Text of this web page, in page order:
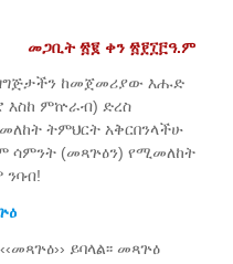
መጋቢት ፳፪ ቀን ፳፻፲፫ዓ.ም
ከመጀመሪያው እሑድ
እስከ ምኵራብ) ድረስ
ትምህርት አቅርበንላችሁ
ሳምንት (መጻጕዕን) የሚመለከት
ንባብ!
ይባላል፡፡ መጻጕዕ